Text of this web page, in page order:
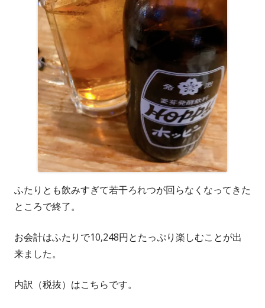
ふたりとも飲みすぎて若干ろれつが回らなくなってきた
ところで終了。
お会計はふたりで10,248円とたっぷり楽しむことが出
来ました。
内訳（税抜）はこちらです。